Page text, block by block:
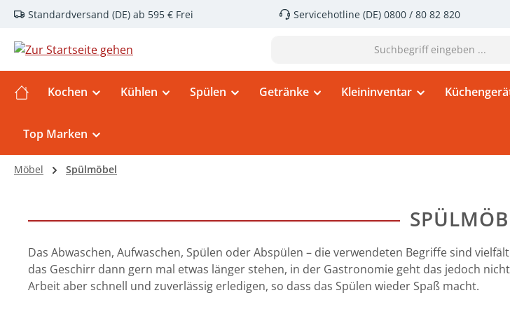
Hauptinhalt springen
Zur Suche springen
Zur Hauptnavigation springen
Standardversand (DE) ab 595 € Frei Servicehotline (DE) 0800 / 80 82 820
Kochen Kühlen Spülen Getränke Kleininventar
Top Marken
Möbel Spülmöbel
Das Abwaschen, Aufwaschen, Spülen oder Abspülen – die verwendeten Begriffe sind
das Geschirr dann gern mal etwas länger stehen, in der Gastronomie geht das jedoch
Arbeit aber schnell und zuverlässig erledigen, so dass das Spülen wieder Spaß macht.